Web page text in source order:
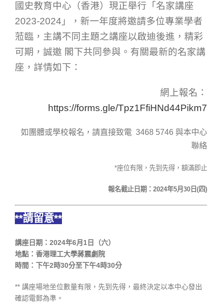
國史教育中心（香港）現正舉行「名家講座
2023-2024」，新一年度將邀請多位專業學者
蒞臨，主講不同主題之講座以啟迪後進，精彩
可期，誠邀 閣下共同參與。有關最新的名家講
座，詳情如下：
網上報名：
https://forms.gle/Tpz1FfiHNd44Pikm7
如團體或學校報名，請直接致電 3468 5746 與本中心
聯絡
*座位有限，先到先得，額滿即止
報名截止日期： 2024年5月30 日 (四)
**請留意**
講座日期：2024年6月1日（六）
地點：香港理工大學蔣震劇院
時間：下午2時30分至下午4時30分
** 講座場地坐位數量有限，先到先得，最終決定以本中心發出
確認電郵為準。